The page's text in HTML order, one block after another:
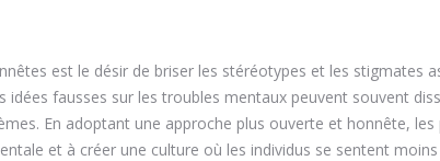
est le désir de briser les stéréotypes et les stigmates
fausses sur les troubles mentaux peuvent souvent
En adoptant une approche plus ouverte et honnête, les
et à créer une culture où les individus se sentent